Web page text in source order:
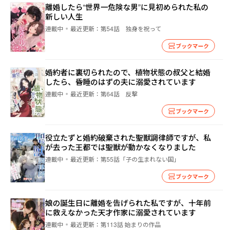
離婚したら“世界一危険な男”に見初められた私の
新しい人生
連載中 最近更新： 第54話 独身を祝って
ブックマーク
婚約者に裏切られたので、植物状態の叔父と結婚
したら、昏睡のはずの夫に溺愛されています
連載中 最近更新： 第64話 反撃
ブックマーク
役立たずと婚約破棄された聖獣調律師ですが、私
が去った王都では聖獣が動かなくなりました
連載中 最近更新： 第55話「子の生まれない国」
ブックマーク
娘の誕生日に離婚を告げられた私ですが、十年前
に救えなかった天才作家に溺愛されています
連載中 最近更新： 第113話 始まりの作品